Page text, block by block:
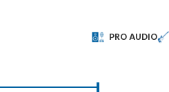
PRO AUDIO